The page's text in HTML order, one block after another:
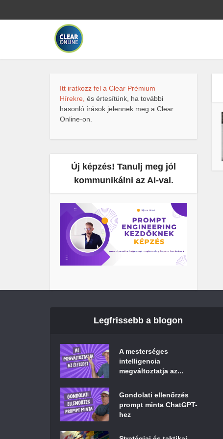
Itt iratkozz fel a Clear Prémium
Hírekre, és értesítünk, ha további
hasonló írások jelennek meg a Clear
Online-on.
Új képzés! Tanulj meg jól
kommunikálni az AI-val.
Legfrissebb a blogon
A mesterséges
intelligencia
megváltoztatja az...
Gondolati ellenőrzés
prompt minta ChatGPT-
hez